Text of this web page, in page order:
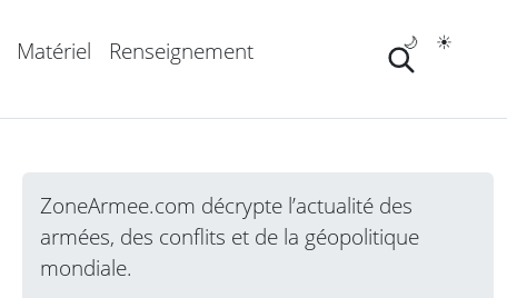
Matériel Renseignement ☀️
🌙
ZoneArmee.com décrypte l’actualité des
armées, des conflits et de la géopolitique
mondiale.